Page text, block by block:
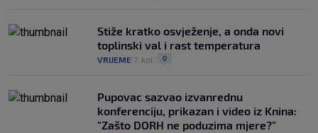
Stiže kratko osvježenje, a onda novi
toplinski val i rast temperatura
VRIJEME 7. kol. 0
Pupovac sazvao izvanrednu
konferenciju, prikazan i video iz Knina:
"Zašto DORH ne poduzima mjere?"